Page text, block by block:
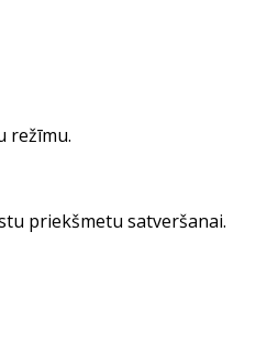
režīmu.
priekšmetu satveršanai.